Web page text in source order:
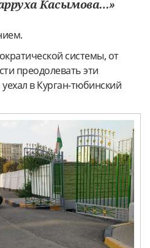
Касымова…»
системы, от
преодолевать эти
в Курган-тюбинский